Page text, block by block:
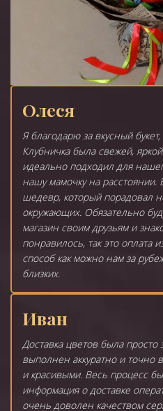
Олеся
Я благодарю за вкусный букет,
Клубничка была свежей,
идеально подходил для
нашу мамочку на
шедевр, который порадовал
окружающих. Обязательно
магазин своим друзьям и
понравилось, так это оплата
способ как можно нам за
близких.
Иван
Доставка цветов была просто
выполнен аккуратно и точно
и красивыми. Весь процесс
информация о доставке
очень доволен качеством